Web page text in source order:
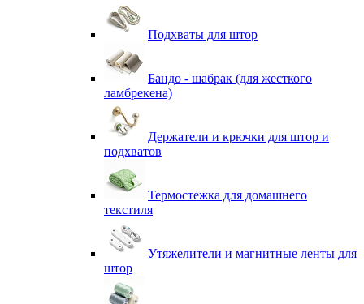
Подхваты для штор
Бандо - шабрак (для жесткого
ламбрекена)
Держатели и крючки для штор и
подхватов
Термостежка для домашнего
текстиля
Утяжелители и магнитные ленты для
штор